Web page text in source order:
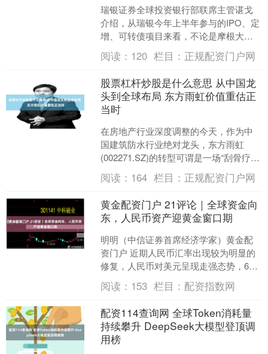
瑞银证券全球投资银行部联席主管谌戈
介绍，从瑞银今年上半年参与的IPO、定
增、可转债项目来看，不论是摩根大
通、富达投资等西方长线资金，还是卡
塔尔投资局、阿布扎比投....
阅读： 120 栏目： 正规配资门户网
股票杠杆炒股是什么意思 从中国龙
头到全球布局 东方雨虹价值重估正
当时
在房地产行业深度调整的今天，作为中
国建筑防水行业绝对龙头，东方雨虹
(002271.SZ)的转型可谓是一场“刮骨疗
毒”的自我革新。当前，公司已从以地产
大客户为主的....
阅读： 164 栏目： 正规配资门户网
黄金配资门户 21评论｜全球资金向
东，人民币资产迎黄金窗口期
明明（中信证券首席经济学家）黄金配
资门户 近期人民币汇率出现较为明显的
修复，人民币对美元呈现走强态势，6月
5日人民币兑美元中间价报6.8157。6月2
日，上海对....
阅读： 153 栏目： 配资指数网
配资114查询网 全球Token消耗量
持续攀升 DeepSeek大模型登顶调
用榜